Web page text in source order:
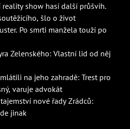
reality show hasí další průšvih.
šlo o život
Po smrti manžela touží po
Zelenského: Vlastní lid od něj
na jeho zahradě: Trest pro
varuje advokát
nové řady Zrádců:
jinak